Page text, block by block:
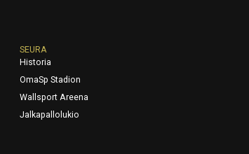
SEURA
Historia
OmaSp Stadion
Wallsport Areena
Jalkapallolukio